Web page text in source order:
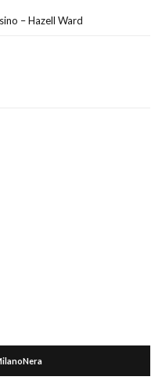
– Hazell Ward